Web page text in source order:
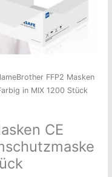
FFP2 Masken
in MIX 1200 Stück
CE